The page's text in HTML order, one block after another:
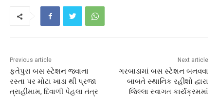
Previous article
ફતેપુરા બસ સ્ટેશન જવાના
રસ્તા પર મોટા ખાડા થી પ્રજા
ત્રાહીમામ, દિવાળી પેહલા તંત્ર
Next article
ગરબાડામાં બસ સ્ટેશન બનવવા
બાબતે સ્થાનિક રહીશો દ્વારા
જિલ્લા સ્વાગત કાર્યક્રમમાં